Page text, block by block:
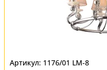
1176/01 LM-8